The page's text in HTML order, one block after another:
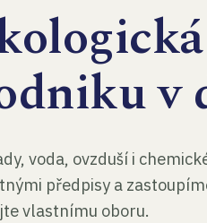
v
voda, ovzduší i
předpisy a
vlastnímu oboru.